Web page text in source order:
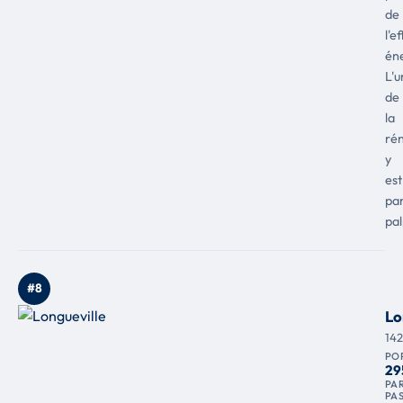
de
de
la
y
est
#8